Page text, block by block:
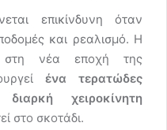
επικίνδυνη όταν
και ρεαλισμό. Η
στη νέα εποχή της
ένα τερατώδες
χειροκίνητη
στο σκοτάδι.